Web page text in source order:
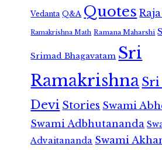
Vedanta Q&A Quotes
Ramakrishna Math Ramana Maharshi
Srimad Bhagavatam Sri
RamakrishnaSri
Devi Stories Swami
Swami Adbhutananda
Advaitananda Swami